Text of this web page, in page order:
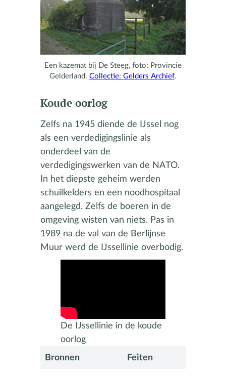
Een kazemat bij De Steeg, foto: Provincie
Gelderland. Collectie: Gelders Archief.
Koude oorlog
Zelfs na 1945 diende de IJssel nog
als een verdedigingslinie als
onderdeel van de
verdedigingswerken van de NATO.
In het diepste geheim werden
schuilkelders en een noodhospitaal
aangelegd. Zelfs de boeren in de
omgeving wisten van niets. Pas in
1989 na de val van de Berlijnse
Muur werd de IJssellinie overbodig.
De IJssellinie in de koude
oorlog
Bronnen
Feiten